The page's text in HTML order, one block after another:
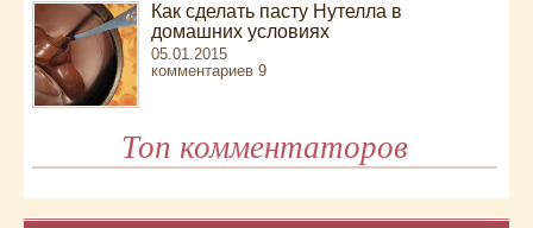
Как сделать пасту Нутелла в
домашних условиях
05.01.2015
комментариев 9
Топ комментаторов